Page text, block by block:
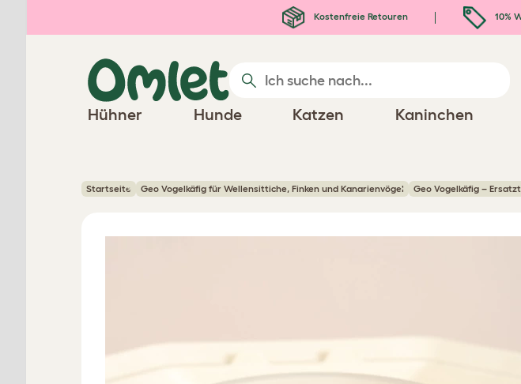
Kostenfreie Retouren 10%
Hühner Hunde Katzen Kaninchen
Startseite Geo Vogelkäfig für Wellensittiche, Finken und Kanarienvögel Geo Vogelkäfig –